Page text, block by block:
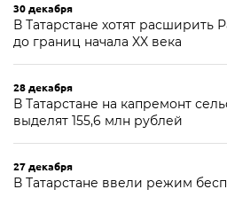
30 декабря
В Татарстане хотят расширить
до границ начала XX века
28 декабря
В Татарстане на капремонт
выделят 155,6 млн рублей
27 декабря
В Татарстане ввели режим